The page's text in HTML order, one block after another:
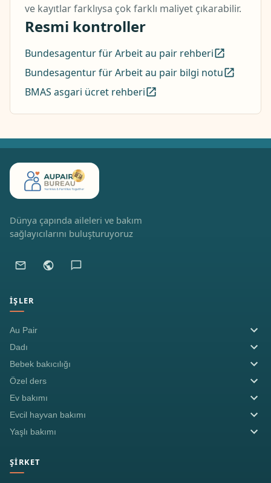
ve kayıtlar farklıysa çok farklı maliyet çıkarabilir.
Resmi kontroller
Bundesagentur für Arbeit au pair rehberi
Bundesagentur für Arbeit au pair bilgi notu
BMAS asgari ücret rehberi
Dünya çapında aileleri ve bakım
sağlayıcılarını buluşturuyoruz
İŞLER
Au Pair
Dadı
Bebek bakıcılığı
Özel ders
Ev bakımı
Evcil hayvan bakımı
Yaşlı bakımı
ŞIRKET